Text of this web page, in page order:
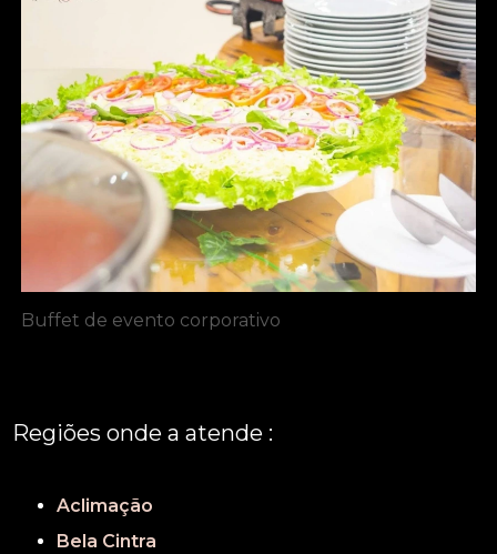
Buffet de evento corporativo
Regiões onde a atende :
Aclimação
Bela Cintra